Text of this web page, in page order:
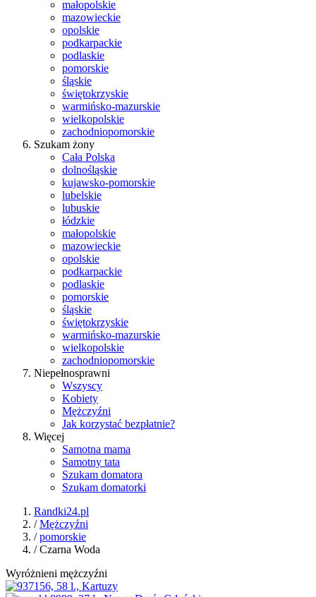
małopolskie
mazowieckie
opolskie
podkarpackie
podlaskie
pomorskie
śląskie
świętokrzyskie
warmińsko-mazurskie
wielkopolskie
zachodniopomorskie
Szukam żony
Cała Polska
dolnośląskie
kujawsko-pomorskie
lubelskie
lubuskie
łódzkie
małopolskie
mazowieckie
opolskie
podkarpackie
podlaskie
pomorskie
śląskie
świętokrzyskie
warmińsko-mazurskie
wielkopolskie
zachodniopomorskie
Niepełnosprawni
Wszyscy
Kobiety
Mężczyźni
Jak korzystać bezpłatnie?
Więcej
Samotna mama
Samotny tata
Szukam domatora
Szukam domatorki
Randki24.pl
/Mężczyźni
/pomorskie
/ Czarna Woda
Wyróżnieni mężczyźni